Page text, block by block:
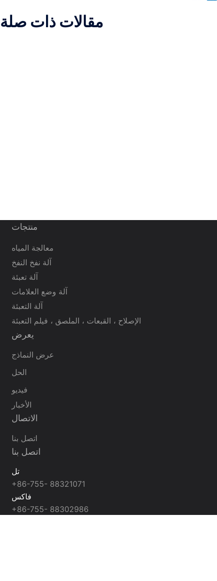
مقالات ذات صلة
منتجات
معالجة المياه
آلة نفخ النفخ
آلة تعبئة
آلة وضع العلامات
آلة التعبئة
الإصلاح ، القبعات ، الملصق ، فيلم التعبئة
يعرض
عرض النماذج
الحل
فيديو
الأخبار
الاتصال
اتصل بنا
اتصل بنا
تل
+86-755- 88321071
فاكس
+86-755- 88302986